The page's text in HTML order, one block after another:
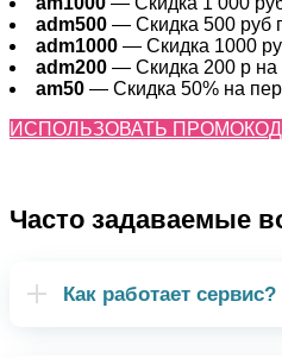
adm500 — Скидка 500 руб
adm1000 — Скидка 1000
adm200 — Cкидка 200 р на
am50 — Скидка 50% на
ИСПОЛЬЗОВАТЬ ПРОМОКОД
Часто задаваемые
Как работает сервис?